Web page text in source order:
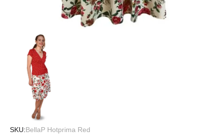
SKU BellaP Hotprima Red